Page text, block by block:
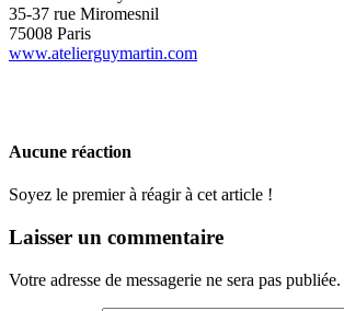
35-37 rue Miromesnil
75008 Paris
www.atelierguymartin.com
Aucune réaction
Soyez le premier à réagir à cet article !
Laisser un commentaire
Votre adresse de messagerie ne sera pas publiée.